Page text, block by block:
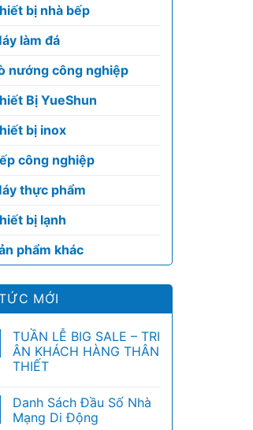
bị nhà bếp
làm đá
nướng công nghiệp
Bị YueShun
bị inox
công nghiệp
thực phẩm
bị lạnh
phẩm khác
MỚI
TUẦN LỄ BIG SALE – TRI
ÂN KHÁCH HÀNG THÂN
THIẾT
Danh Sách Đầu Số Nhà
Mạng Di Động